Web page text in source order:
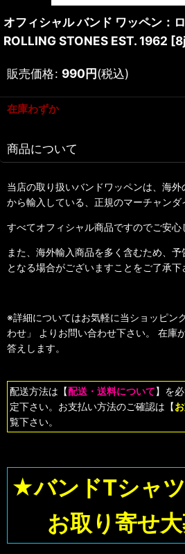
オフィシャル バンド ワッペン：
ROLLING STONES EST. 1962 [
販売価格: 990円(税込)
在庫わずか
商品について
当店の取り扱いバンドワッペンは、海
から輸入している、正規のマーチャンダ
すべてオフィシャル商品ですのでご安心
また、海外輸入商品を多く含むため、
となる場合がございますことをご了承下
※詳細についてはお気軽に当ショッピン
わせ」 よりお問い合わせ下さい。 在庫
答えします。
配送方法は【配送・送料について】を
定下さい。お支払い方法のご確認は【
覧下さい。
★バンドTシャ
お取り寄せ